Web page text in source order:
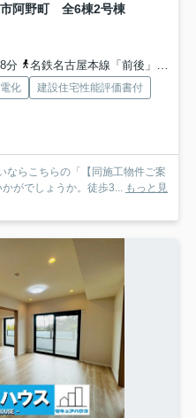
市阿野町 全6棟2号棟
分
名鉄名古屋本線「前後」駅 徒歩22分
化
建設住宅性能評価書付
ならこちらの「【同施工物件ご案
がでしょうか。徒歩3... もっと見